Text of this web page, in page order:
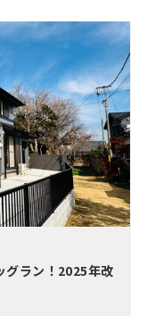
グラン！2025年改